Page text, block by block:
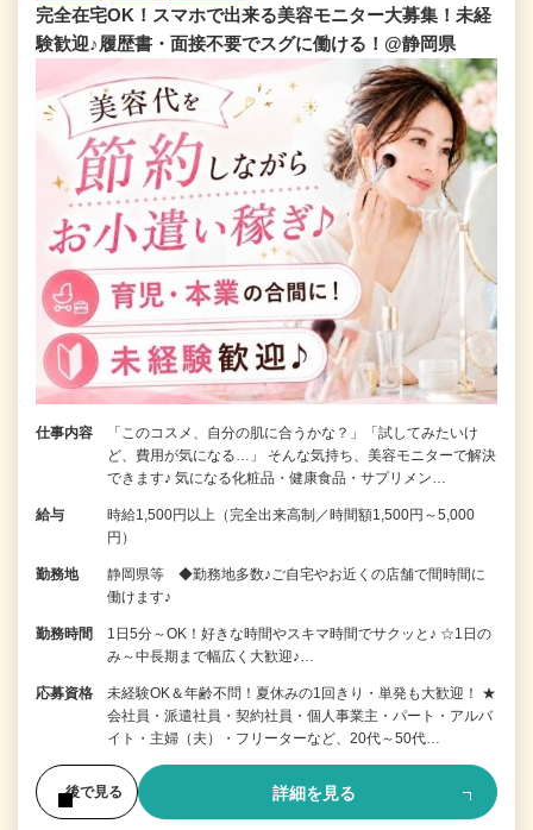
完全在宅OK！スマホで出来る美容モニター大募集！未経
験歓迎♪履歴書・面接不要でスグに働ける！@静岡県
仕事内容
「このコスメ、自分の肌に合うかな？」「試してみたいけ
ど、費用が気になる…」 そんな気持ち、美容モニターで解決
できます♪ 気になる化粧品・健康食品・サプリメン…
給与
時給1,500円以上（完全出来高制／時間額1,500円～5,000
円）
勤務地
静岡県等 ◆勤務地多数♪ご自宅やお近くの店舗で間時間に
働けます♪
勤務時間
1日5分～OK！好きな時間やスキマ時間でサクッと♪ ☆1日の
み～中長期まで幅広く大歓迎♪…
応募資格
未経験OK＆年齢不問！夏休みの1回きり・単発も大歓迎！ ★
会社員・派遣社員・契約社員・個人事業主・パート・アルバ
イト・主婦（夫）・フリーターなど、20代～50代…
後で見る 詳細を見る